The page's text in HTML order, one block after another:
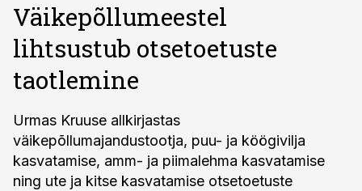
Väikepõllumeestel
lihtsustub otsetoetuste
taotlemine
Urmas Kruuse allkirjastas
väikepõllumajandustootja, puu- ja köögivilja
kasvatamise, amm- ja piimalehma kasvatamise
ning ute ja kitse kasvatamise otsetoetuste